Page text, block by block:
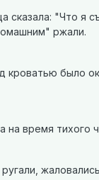
сказала: "Что я
ржали.
кроватью было
на время тихого